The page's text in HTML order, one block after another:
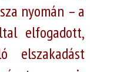
nyomán – a
elfogadott,
elszakadást